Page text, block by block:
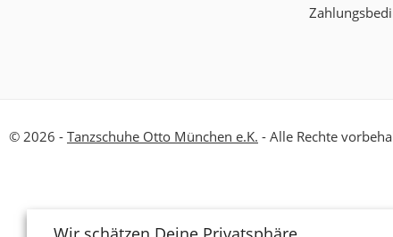
© 2026 - Tanzschuhe Otto München e.K. - Alle Rechte